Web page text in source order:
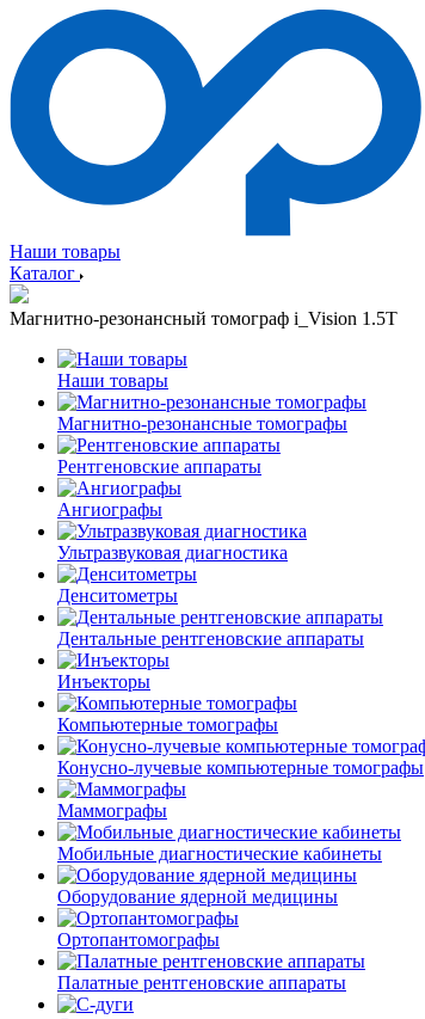
Наши товары
Каталог
Магнитно-резонансный томограф i_Vision 1.5T
Наши товары
Магнитно-резонансные томографы
Рентгеновские аппараты
Ангиографы
Ультразвуковая диагностика
Денситометры
Дентальные рентгеновские аппараты
Инъекторы
Компьютерные томографы
Конусно-лучевые компьютерные томографы
Маммографы
Мобильные диагностические кабинеты
Оборудование ядерной медицины
Ортопантомографы
Палатные рентгеновские аппараты